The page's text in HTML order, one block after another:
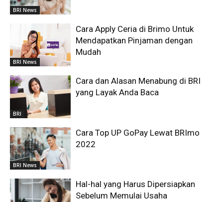
BRI News
BRI News
Cara Apply Ceria di Brimo Untuk
Mendapatkan Pinjaman dengan
Mudah
BRI
Cara dan Alasan Menabung di BRI
yang Layak Anda Baca
BRI News
Cara Top UP GoPay Lewat BRImo
2022
Hal-hal yang Harus Dipersiapkan
Sebelum Memulai Usaha